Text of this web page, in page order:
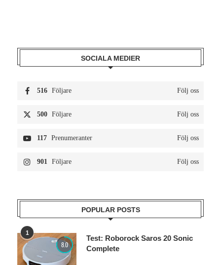
SOCIALA MEDIER
516 Följare Följ oss
500 Följare Följ oss
117 Prenumeranter Följ oss
901 Följare Följ oss
POPULAR POSTS
1
8.0
Test: Roborock Saros 20 Sonic
Complete